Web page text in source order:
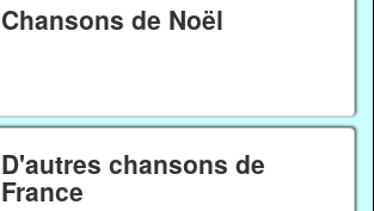
Chansons de Noël
D'autres chansons de
France